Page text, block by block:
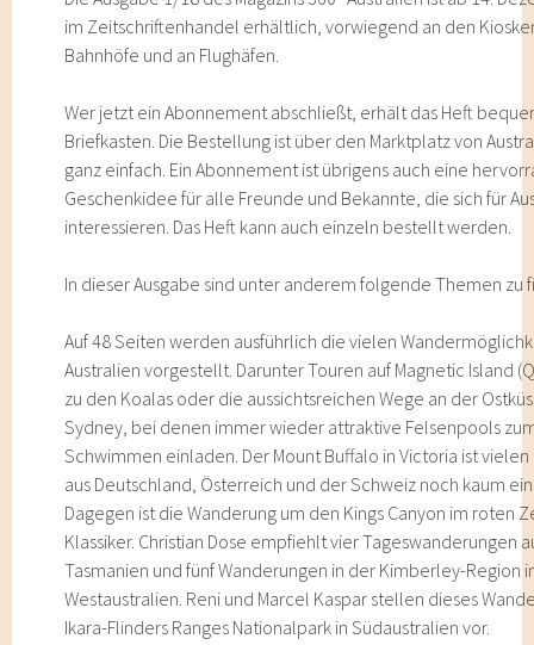
im Zeitschriftenhandel erhältlich, vorwiegend an den
Bahnhöfe und an Flughäfen.
Wer jetzt ein Abonnement abschließt, erhält das Heft
Briefkasten. Die Bestellung ist über den Marktplatz von
ganz einfach. Ein Abonnement ist übrigens auch eine
Geschenkidee für alle Freunde und Bekannte, die sich für
interessieren. Das Heft kann auch einzeln bestellt werden.
In dieser Ausgabe sind unter anderem folgende Themen zu
Auf 48 Seiten werden ausführlich die vielen
Australien vorgestellt. Darunter Touren auf Magnetic Island
zu den Koalas oder die aussichtsreichen Wege an der
Sydney, bei denen immer wieder attraktive Felsenpools
Schwimmen einladen. Der Mount Buffalo in Victoria ist
aus Deutschland, Österreich und der Schweiz noch kaum
Dagegen ist die Wanderung um den Kings Canyon im roten
Klassiker. Christian Dose empfiehlt vier Tageswanderungen
Tasmanien und fünf Wanderungen in der Kimberley-Region
Westaustralien. Reni und Marcel Kaspar stellen dieses
Ikara-Flinders Ranges Nationalpark in Südaustralien vor.